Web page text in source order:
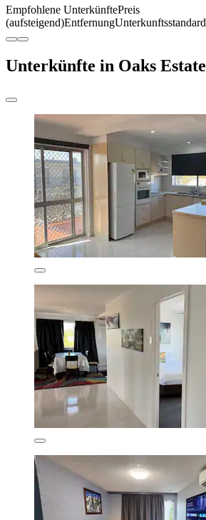
Empfohlene UnterkünftePreis
(aufsteigend)EntfernungUnterkunftsstandard
Unterkünfte in Oaks Estate